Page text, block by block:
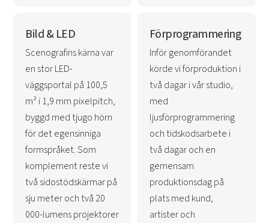
Bild & LED
Scenografins kärna var
en stor LED-
väggsportal på 100,5
m² i 1,9 mm pixelpitch,
byggd med tjugo hörn
för det egensinniga
formspråket. Som
komplement reste vi
två sidostödskärmar på
sju meter och två 20
000-lumens projektorer
Förprogrammering
Inför genomförandet
körde vi förproduktion i
två dagar i vår studio,
med
ljusförprogrammering
och tidskodsarbete i
två dagar och en
gemensam
produktionsdag på
plats med kund,
artister och